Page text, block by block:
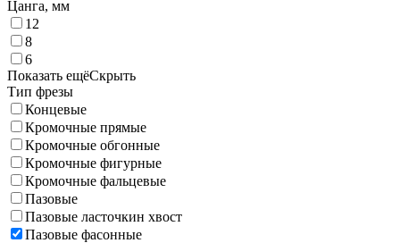
Цанга, мм
12
8
6
Показать ещёСкрыть
Тип фрезы
Концевые
Кромочные прямые
Кромочные обгонные
Кромочные фигурные
Кромочные фальцевые
Пазовые
Пазовые ласточкин хвост
Пазовые фасонные